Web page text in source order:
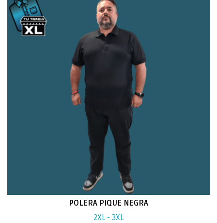
POLERA PIQUE NEGRA
2XL - 3XL